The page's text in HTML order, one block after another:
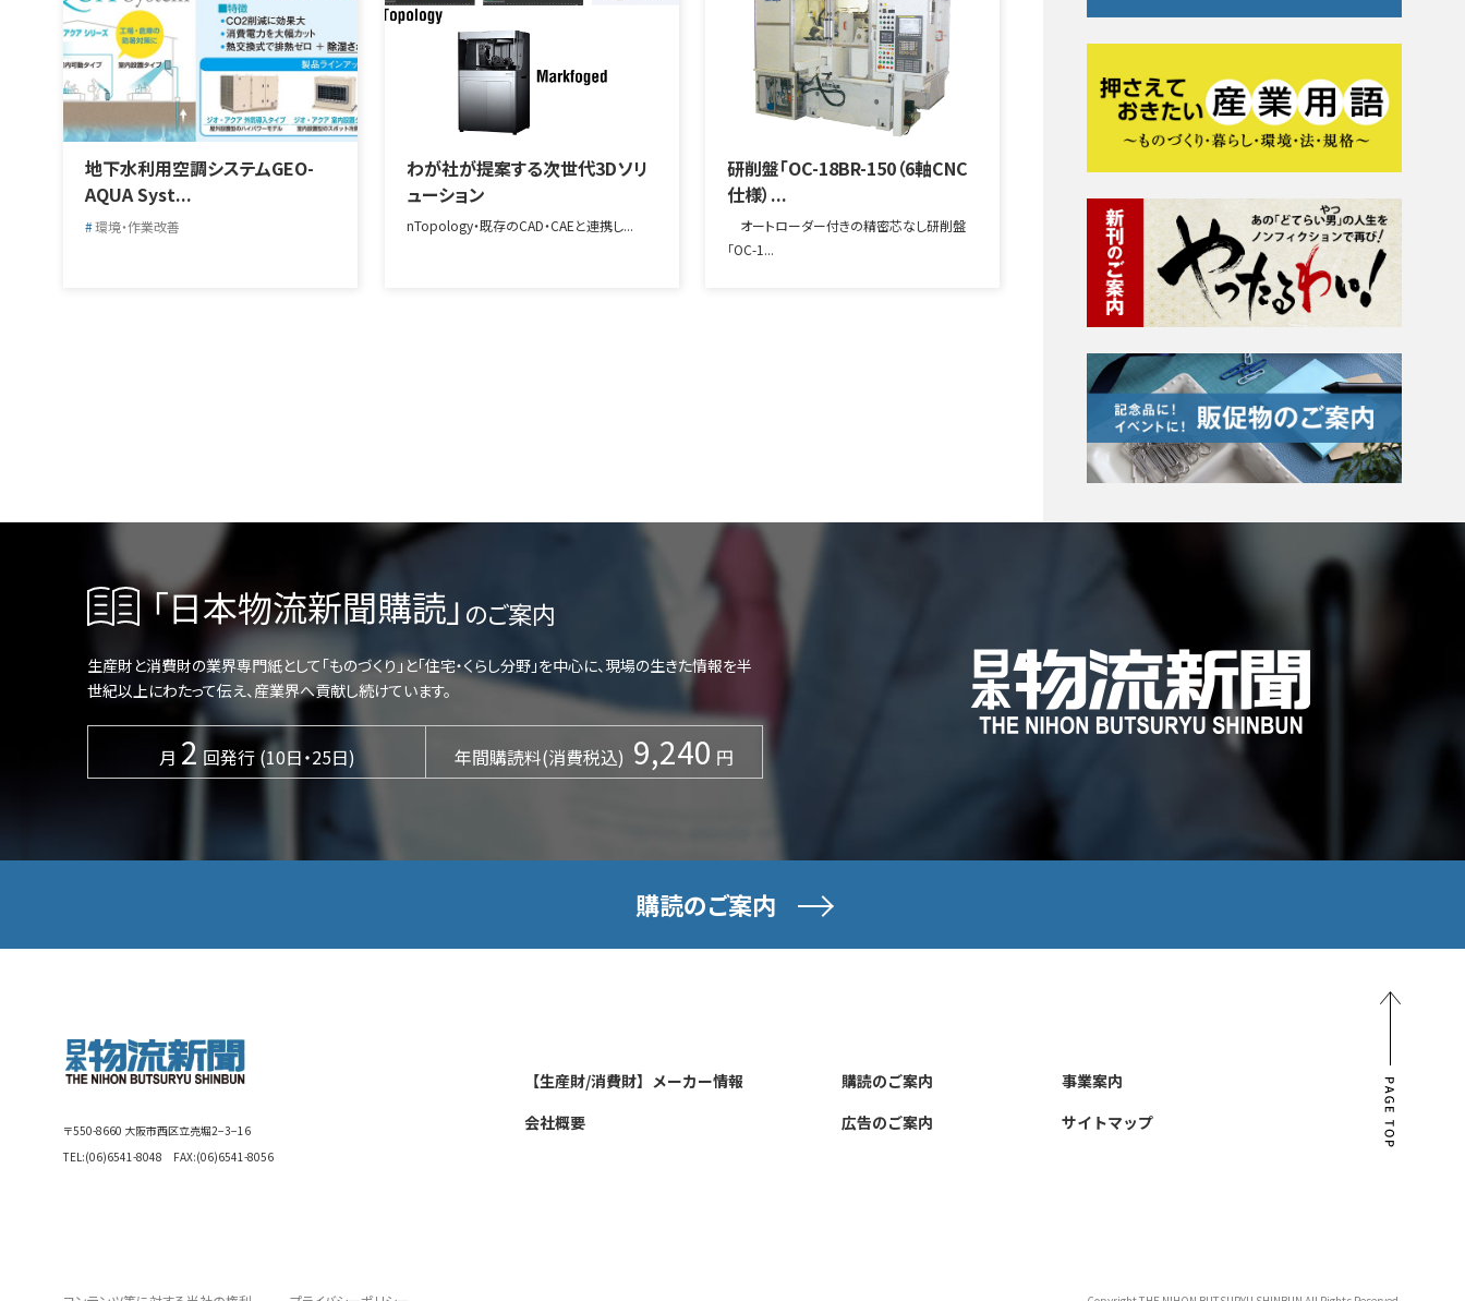
地下水利用空調システムGEO-
AQUA Syst...
環境・作業改善
わが社が提案する次世代3Dソリ
ューション
nTopology・既存のCAD・CAEと連携し...
研削盤「OC-18BR-150（6軸CNC
仕様）...
オートローダー付きの精密芯なし研削盤
「OC-1...
「日本物流新聞購読」 のご案内
生産財と消費財の業界専門紙として「ものづくり」と「住宅・くらし分野」を中心に、現場の生きた情報を半
世紀以上にわたって伝え、産業界へ貢献し続けています。
月 2 回発行 (10日・25日) 年間購読料(消費税込) 9,240 円
購読のご案内
〒550-8660 大阪市西区立売堀2−3−16
TEL:(06)6541-8048 FAX:(06)6541-8056
【生産財/消費財】メーカー情報
会社概要
購読のご案内
広告のご案内
事業案内
サイトマップ